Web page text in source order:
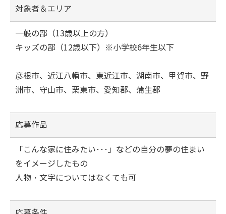
対象者＆エリア
一般の部（13歳以上の方）
キッズの部（12歳以下）※小学校6年生以下
彦根市、近江八幡市、東近江市、湖南市、甲賀市、野
洲市、守山市、栗東市、愛知郡、蒲生郡
応募作品
「こんな家に住みたい･･･」などの自分の夢の住まい
をイメージしたもの
人物・文字についてはなくても可